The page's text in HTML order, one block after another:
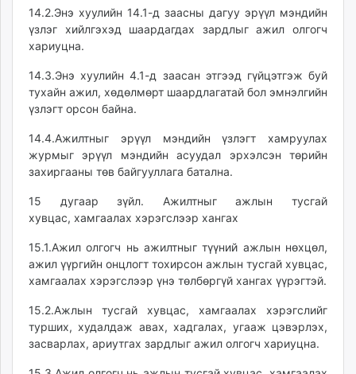
14.2.Энэ хуулийн 14.1-д заасны дагуу эрүүл мэндийн
үзлэг хийлгэхэд шаардагдах зардлыг ажил олгогч
хариуцна.
14.3.Энэ хуулийн 4.1-д заасан этгээд гүйцэтгэж буй
тухайн ажил, хөдөлмөрт шаардлагатай бол эмнэлгийн
үзлэгт орсон байна.
14.4.Ажилтныг эрүүл мэндийн үзлэгт хамруулах
журмыг эрүүл мэндийн асуудал эрхэлсэн төрийн
захиргааны төв байгууллага батална.
15 дугаар зүйл. Ажилтныг ажлын тусгай
хувцас, хамгаалах хэрэгслээр хангах
15.1.Ажил олгогч нь ажилтныг түүний ажлын нөхцөл,
ажил үүргийн онцлогт тохирсон ажлын тусгай хувцас,
хамгаалах хэрэгслээр үнэ төлбөргүй хангах үүрэгтэй.
15.2.Ажлын тусгай хувцас, хамгаалах хэрэгслийг
турших, худалдаж авах, хадгалах, угааж цэвэрлэх,
засварлах, ариутгах зардлыг ажил олгогч хариуцна.